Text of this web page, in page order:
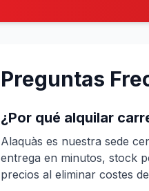
Preguntas
¿Por qué alquilar
Alaquàs es nuestra sede
entrega en minutos, stock
precios al eliminar costes